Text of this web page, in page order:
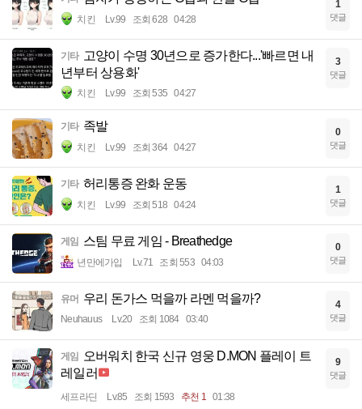
치킨 Lv.99 조회 628 04:28
1
댓글
기타 고양이 수명 30년으로 증가한다...'빠르면 내
년부터 상용화'
치킨 Lv.99 조회 535 04:27
3
댓글
기타 족발
치킨 Lv.99 조회 364 04:27
0
댓글
기타 허리통증 완화 운동
치킨 Lv.99 조회 518 04:24
1
댓글
게임 스팀 무료 게임 - Breathedge
년만에가입 Lv.71 조회 553 04:03
0
댓글
유머 우리 돈가스 먹을까 라멘 먹을까?
Neuhauus Lv.20 조회 1084 03:40
4
댓글
게임
오버워치 한국 신규 영웅 D.MON 플레이 트
레일러
세프라딘 Lv.85 조회 1593 추천 1 01:38
9
댓글